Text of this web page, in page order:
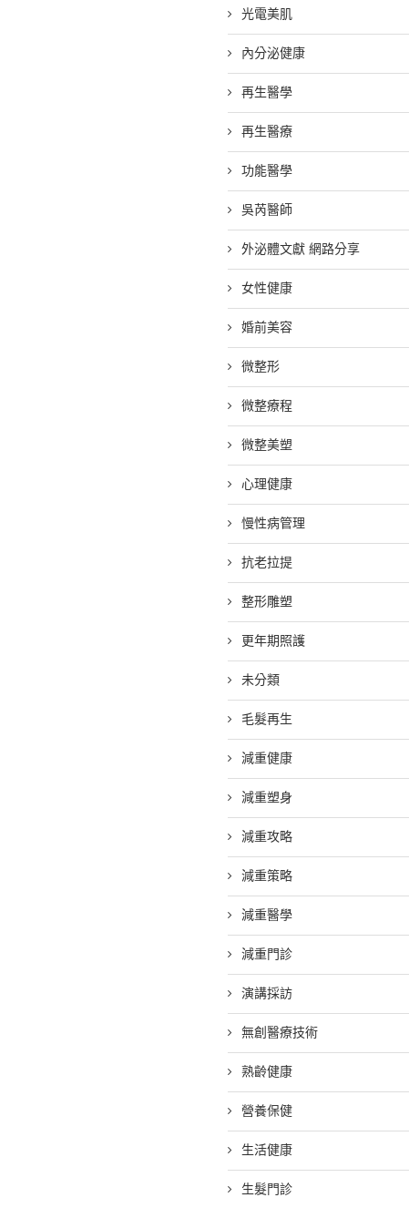
光電美肌
內分泌健康
再生醫學
再生醫療
功能醫學
吳芮醫師
外泌體文獻 網路分享
女性健康
婚前美容
微整形
微整療程
微整美塑
心理健康
慢性病管理
抗老拉提
整形雕塑
更年期照護
未分類
毛髮再生
減重健康
減重塑身
減重攻略
減重策略
減重醫學
減重門診
演講採訪
無創醫療技術
熟齡健康
營養保健
生活健康
生髮門診